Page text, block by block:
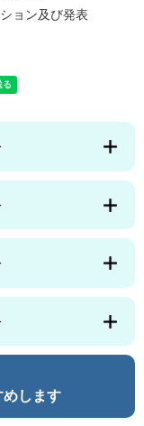
ョン及び発表
めします